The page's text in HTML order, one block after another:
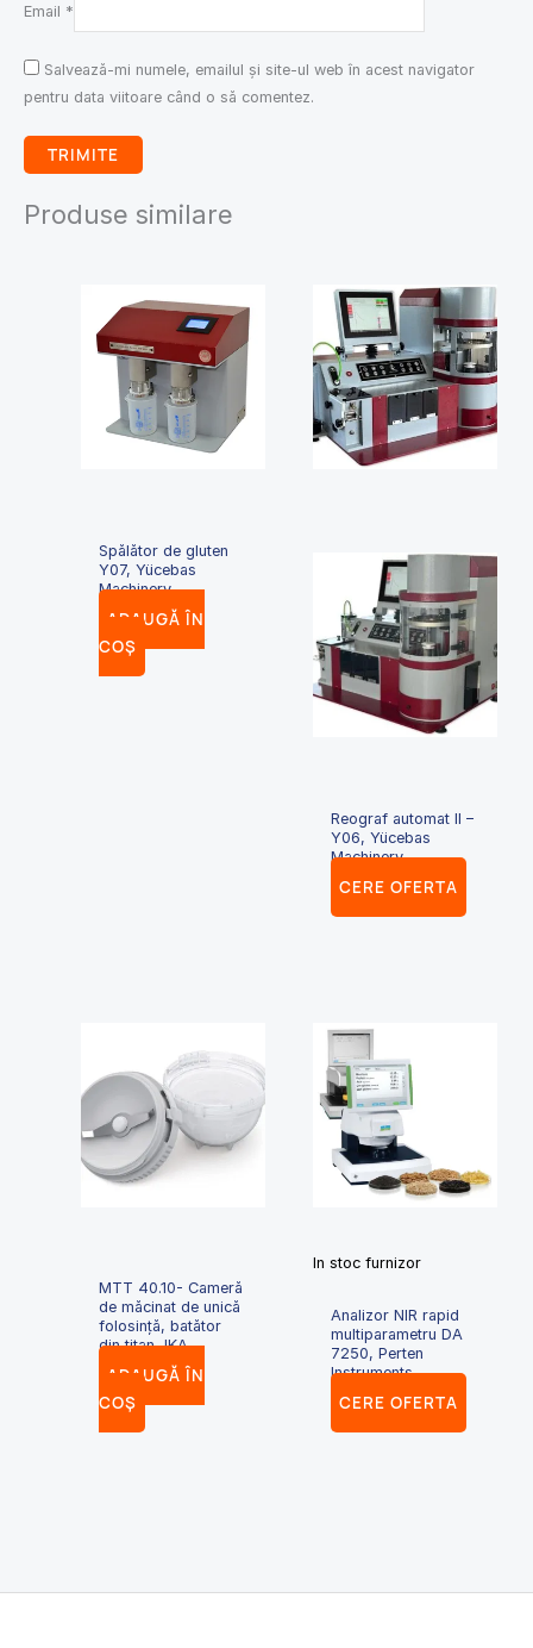
Email *
Salvează-mi numele, emailul și site-ul web în acest navigator
pentru data viitoare când o să comentez.
Produse similare
Spălător de gluten
Y07, Yücebas
Machinery
ADAUGĂ ÎN
COȘ
Reograf automat II –
Y06, Yücebas
Machinery
CERE OFERTA
MTT 40.10- Cameră
de măcinat de unică
folosință, batător
din titan, IKA
ADAUGĂ ÎN
COȘ
In stoc furnizor
Analizor NIR rapid
multiparametru DA
7250, Perten
Instruments
CERE OFERTA